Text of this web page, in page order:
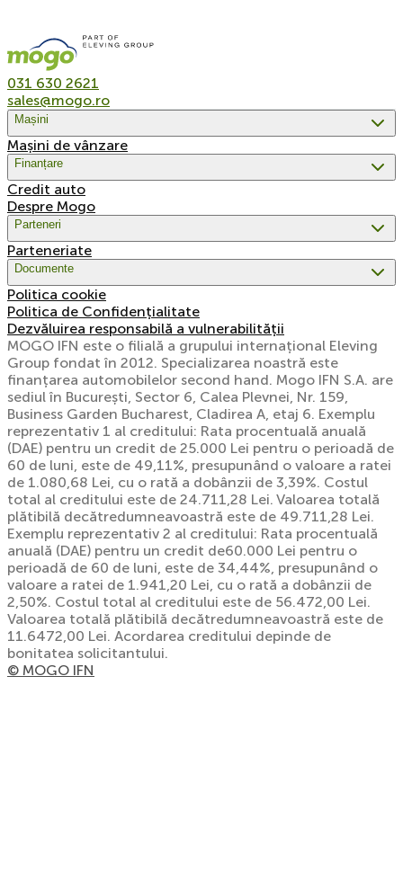
031 630 2621
sales@mogo.ro
Mașini
Mașini de vânzare
Finanțare
Credit auto
Despre Mogo
Parteneri
Parteneriate
Documente
Politica cookie
Politica de Confidențialitate
Dezvăluirea responsabilă a vulnerabilității
MOGO IFN este o filială a grupului internațional Eleving
Group fondat în 2012. Specializarea noastră este
finanțarea automobilelor second hand. Mogo IFN S.A. are
sediul în București, Sector 6, Calea Plevnei, Nr. 159,
Business Garden Bucharest, Cladirea A, etaj 6. Exemplu
reprezentativ 1 al creditului: Rata procentuală anuală
(DAE) pentru un credit de 25.000 Lei pentru o perioadă de
60 de luni, este de 49,11%, presupunând o valoare a ratei
de 1.080,68 Lei, cu o rată a dobânzii de 3,39%. Costul
total al creditului este de 24.711,28 Lei. Valoarea totală
plătibilă decătredumneavoastră este de 49.711,28 Lei.
Exemplu reprezentativ 2 al creditului: Rata procentuală
anuală (DAE) pentru un credit de60.000 Lei pentru o
perioadă de 60 de luni, este de 34,44%, presupunând o
valoare a ratei de 1.941,20 Lei, cu o rată a dobânzii de
2,50%. Costul total al creditului este de 56.472,00 Lei.
Valoarea totală plătibilă decătredumneavoastră este de
11.6472,00 Lei. Acordarea creditului depinde de
bonitatea solicitantului.
© MOGO IFN